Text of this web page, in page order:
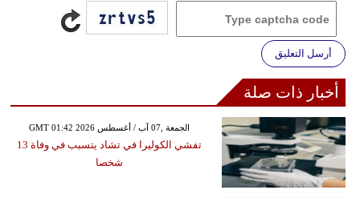
أرسل التعليق
أخبار ذات صلة
GMT 01:42 2026 الجمعة ,07 آب / أغسطس
تفشي الكوليرا في تشاد يتسبب في وفاة 13
شخصا